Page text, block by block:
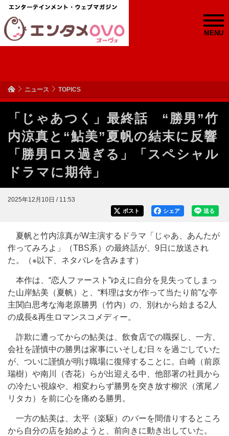
MENU
ニュース TOPICS
「じゃあつく」最終話 “勝男”竹
内涼真と“鮎美”夏帆の結末に反響
「勝男ロス過ぎる」「スペシャル
ドラマに期待」
2025年12月10日 / 11:53
送る
シェア
ポスト
夏帆と竹内涼真がW主演するドラマ「じゃあ、あんたが
作ってみろよ」（TBS系）の最終話が、9日に放送され
た。（※以下、ネタバレを含みます）
本作は、“恋人ファースト”ゆえに自分を見失ってしまっ
た山岸鮎美（夏帆）と、“料理は女が作って当たり前”な亭
主関白思考な海老原勝男（竹内）の、別れから始まる2人
の成長&再生ロマンスコメディー。
詐欺に遭ってからの鮎美は、飲食店での職探し、一方、
会社を謹慎中の勝男は家事にいそしむ日々を過ごしていた
が、ついに謹慎が明け職場に復帰することに。白崎（前原
瑞樹）や南川（杏花）らが出迎える中、他部署の社員から
の冷たい視線や、相変わらず勝男を突き放す柳沢（濱尾ノ
リタカ）を前に心を痛める勝男。
一方の鮎美は、太平（楽駆）のバーを間借りするところ
から自分の店を始めようと、前向きに動き出していた。